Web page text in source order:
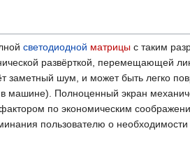
светодиодной матрицы с таким
развёрткой, перемещающей
заметный шум, и может быть легко
машине). Полноценный экран
по экономическим
пользователю о